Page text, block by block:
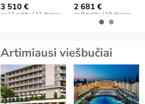
3 510 €
за 11 naktų / 12 dienos
2 681 €
за 9 naktų / 10 dienos
Artimiausi viešbučiai